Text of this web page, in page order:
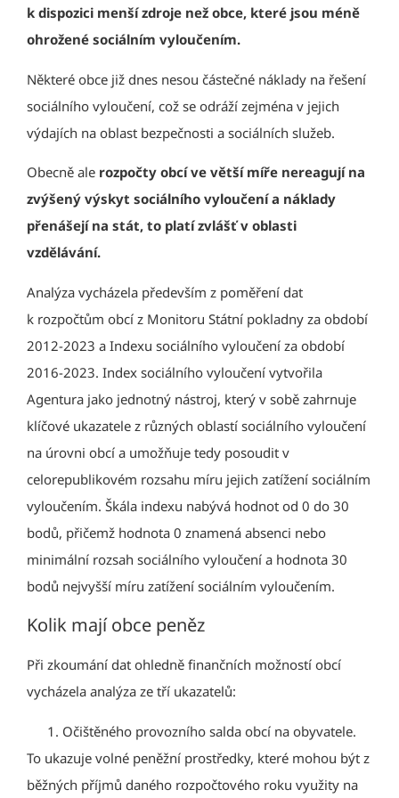
k dispozici menší zdroje než obce, které jsou méně
ohrožené sociálním vyloučením.
Některé obce již dnes nesou částečné náklady na řešení
sociálního vyloučení, což se odráží zejména v jejich
výdajích na oblast bezpečnosti a sociálních služeb.
Obecně ale rozpočty obcí ve větší míře nereagují na
zvýšený výskyt sociálního vyloučení a náklady
přenášejí na stát, to platí zvlášť v oblasti
vzdělávání.
Analýza vycházela především z poměření dat
k rozpočtům obcí z Monitoru Státní pokladny za období
2012-2023 a Indexu sociálního vyloučení za období
2016-2023. Index sociálního vyloučení vytvořila
Agentura jako jednotný nástroj, který v sobě zahrnuje
klíčové ukazatele z různých oblastí sociálního vyloučení
na úrovni obcí a umožňuje tedy posoudit v
celorepublikovém rozsahu míru jejich zatížení sociálním
vyloučením. Škála indexu nabývá hodnot od 0 do 30
bodů, přičemž hodnota 0 znamená absenci nebo
minimální rozsah sociálního vyloučení a hodnota 30
bodů nejvyšší míru zatížení sociálním vyloučením.
Kolik mají obce peněz
Při zkoumání dat ohledně finančních možností obcí
vycházela analýza ze tří ukazatelů:
Očištěného provozního salda obcí na obyvatele.
To ukazuje volné peněžní prostředky, které mohou být z
běžných příjmů daného rozpočtového roku využity na